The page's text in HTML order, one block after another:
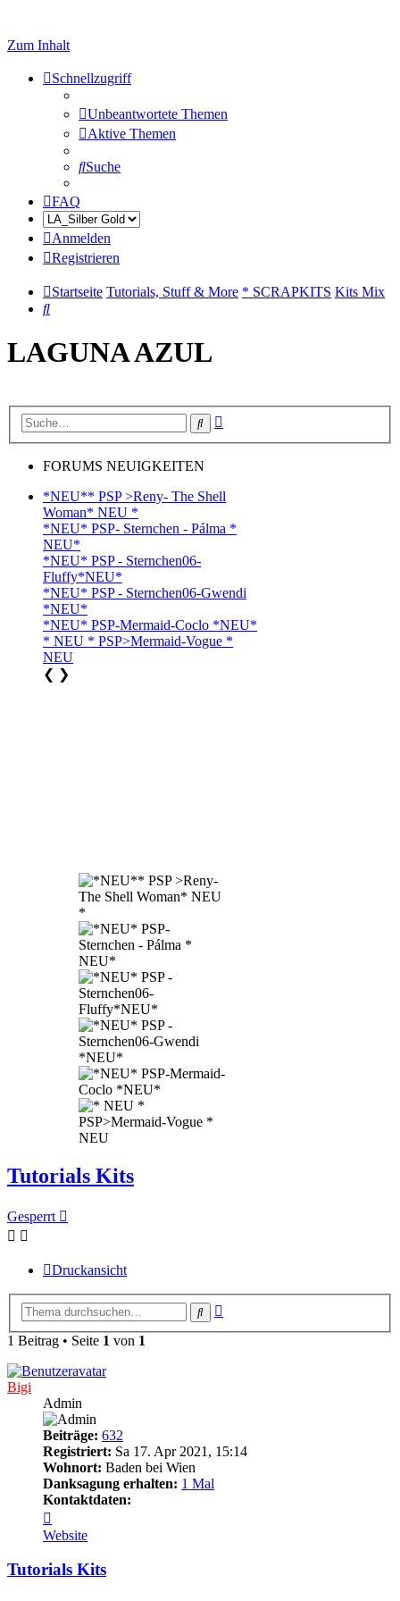
Zum Inhalt
Schnellzugriff
Unbeantwortete Themen
Aktive Themen
Suche
FAQ
Anmelden
Registrieren
Startseite Tutorials, Stuff & More * SCRAPKITS Kits Mix
Suche
LAGUNA AZUL
Suche
FORUMS NEUIGKEITEN
*NEU** PSP >Reny- The Shell
Woman* NEU *
*NEU* PSP- Sternchen - Pálma *
NEU*
*NEU* PSP - Sternchen06-
Fluffy*NEU*
*NEU* PSP - Sternchen06-Gwendi
*NEU*
*NEU* PSP-Mermaid-Coclo *NEU*
* NEU * PSP>Mermaid-Vogue *
NEU
❮ ❯
Tutorials Kits
Gesperrt
Druckansicht
Suche
1 Beitrag • Seite 1 von 1
Bigi
Admin
Beiträge: 632
Registriert: Sa 17. Apr 2021, 15:14
Wohnort: Baden bei Wien
Danksagung erhalten: 1 Mal
Kontaktdaten:
von
Bigi
Website
Tutorials Kits